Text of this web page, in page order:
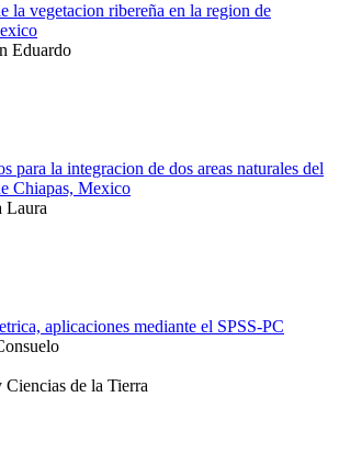
la vegetacion ribereña en la region de
Eduardo
para la integracion de dos areas naturales del
Chiapas, Mexico
Laura
aplicaciones mediante el SPSS-PC
de la Tierra